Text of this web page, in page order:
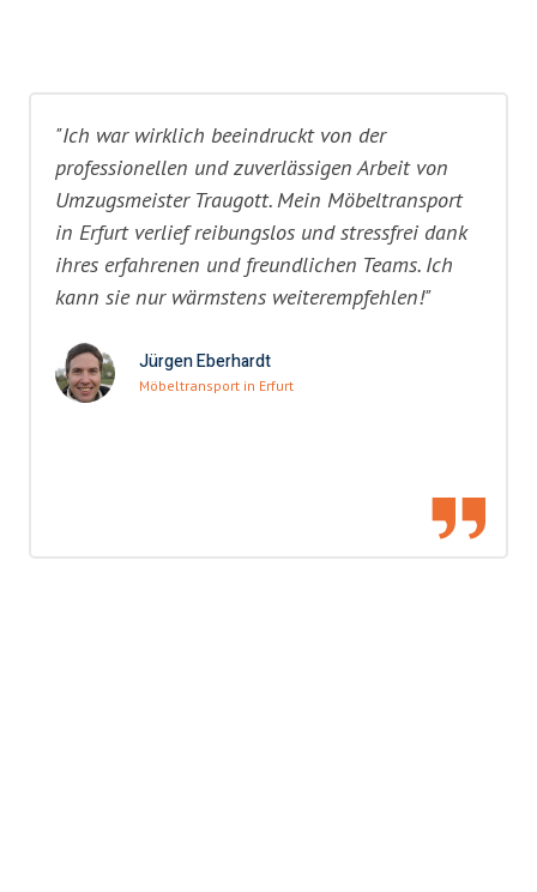
"Ich war wirklich beeindruckt von der
professionellen und zuverlässigen Arbeit von
Umzugsmeister Traugott. Mein Möbeltransport
in Erfurt verlief reibungslos und stressfrei dank
ihres erfahrenen und freundlichen Teams. Ich
kann sie nur wärmstens weiterempfehlen!"
Jürgen Eberhardt
Möbeltransport in Erfurt